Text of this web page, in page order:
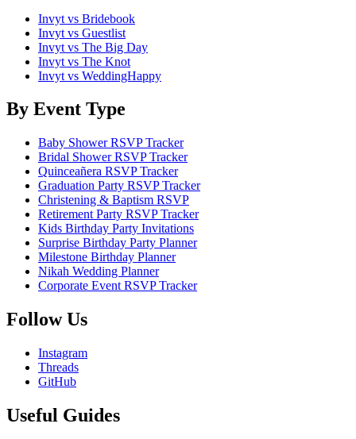
Invyt vs Bridebook
Invyt vs Guestlist
Invyt vs The Big Day
Invyt vs The Knot
Invyt vs WeddingHappy
By Event Type
Baby Shower RSVP Tracker
Bridal Shower RSVP Tracker
Quinceañera RSVP Tracker
Graduation Party RSVP Tracker
Christening & Baptism RSVP
Retirement Party RSVP Tracker
Kids Birthday Party Invitations
Surprise Birthday Party Planner
Milestone Birthday Planner
Nikah Wedding Planner
Corporate Event RSVP Tracker
Follow Us
Instagram
Threads
GitHub
Useful Guides